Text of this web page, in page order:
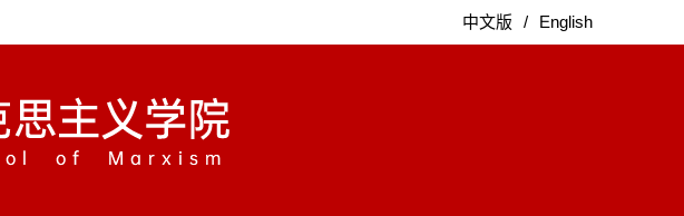
中文版 / English